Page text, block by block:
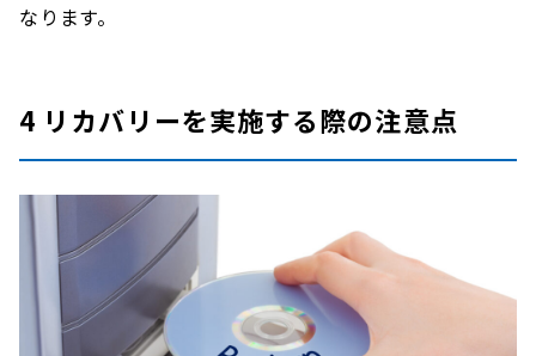
なります。
4 リカバリーを実施する際の注意点